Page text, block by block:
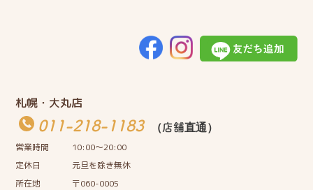
札幌・大丸店
011-218-1183
（店舗直通）
営業時間
10:00〜20:00
定休日
元旦を除き無休
所在地
〒060-0005